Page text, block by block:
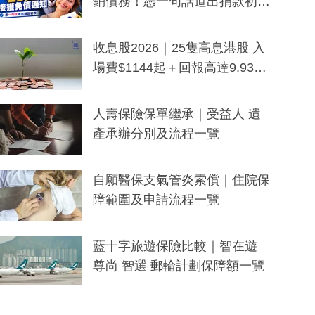
一度被誤當詐騙手段
收息股2026｜25隻高息港股 入
場費$1144起＋回報高達9.93
人壽保險保單繼承｜受益人 遺
產承辦分別及流程一覽
自願醫保支氣管炎索償｜住院保
障範圍及申請流程一覽
藍十字旅遊保險比較｜智在遊
尊尚 智選 郵輪計劃保障額一覽